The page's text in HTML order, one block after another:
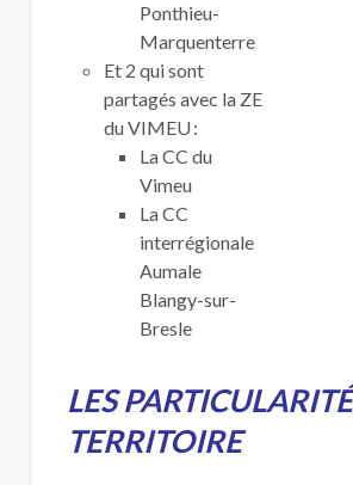
Ponthieu-
Marquenterre
Et 2 qui sont
partagés avec la ZE
du VIMEU :
La CC du
Vimeu
La CC
interrégionale
Aumale
Blangy-sur-
Bresle
LES
TERRITOIRE